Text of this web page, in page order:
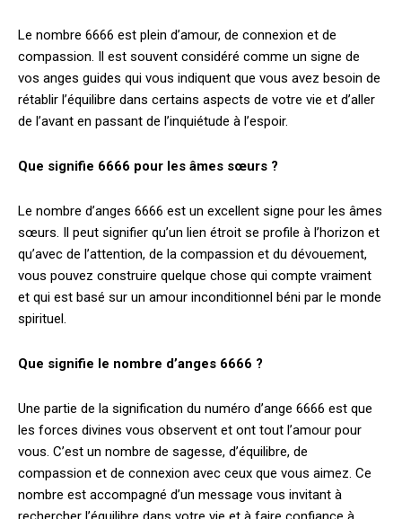
Le nombre 6666 est plein d’amour, de connexion et de
compassion. Il est souvent considéré comme un signe de
vos anges guides qui vous indiquent que vous avez besoin de
rétablir l’équilibre dans certains aspects de votre vie et d’aller
de l’avant en passant de l’inquiétude à l’espoir.
Que signifie 6666 pour les âmes sœurs ?
Le nombre d’anges 6666 est un excellent signe pour les âmes
sœurs. Il peut signifier qu’un lien étroit se profile à l’horizon et
qu’avec de l’attention, de la compassion et du dévouement,
vous pouvez construire quelque chose qui compte vraiment
et qui est basé sur un amour inconditionnel béni par le monde
spirituel.
Que signifie le nombre d’anges 6666 ?
Une partie de la signification du numéro d’ange 6666 est que
les forces divines vous observent et ont tout l’amour pour
vous. C’est un nombre de sagesse, d’équilibre, de
compassion et de connexion avec ceux que vous aimez. Ce
nombre est accompagné d’un message vous invitant à